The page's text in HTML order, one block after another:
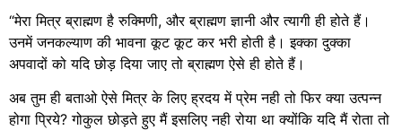
“मेरा मित्र ब्राह्मण है रुक्मिणी, और ब्राह्मण ज्ञानी और त्यागी ही होते हैं।
उनमें जनकल्याण की भावना कूट कूट कर भरी होती है। इक्का दुक्का
अपवादों को यदि छोड़ दिया जाए तो ब्राह्मण ऐसे ही होते हैं।
अब तुम ही बताओ ऐसे मित्र के लिए ह्रदय में प्रेम नही तो फिर क्या उत्पन्न
होगा प्रिये? गोकुल छोड़ते हुए मैं इसलिए नही रोया था क्योंकि यदि मैं रोता तो